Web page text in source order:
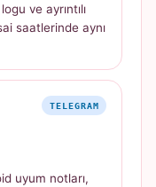
ve ayrıntılı
saatlerinde aynı
TELEGRAM
uyum notları,